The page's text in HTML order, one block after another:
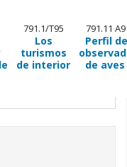
791.1/T95
Los
turismos
de interior
791.11
Perfil
de aves